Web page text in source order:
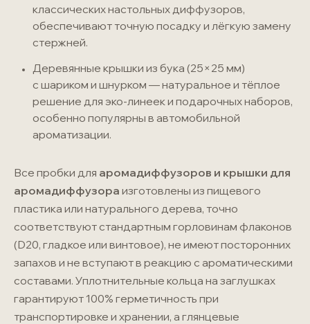
классических настольных диффузоров,
обеспечивают точную посадку и лёгкую замену
стержней.
Деревянные крышки из бука (25×25 мм)
с шариком и шнурком — натуральное и тёплое
решение для эко-линееки подарочных наборов,
особенно популярны в автомобильной
ароматизации.
Все пробки для аромадиффузоров и крышки для
аромадиффузора изготовлены из пищевого
пластика или натурального дерева, точно
соответствуют стандартным горловинам флаконов
(D20, гладкое или винтовое), не имеют посторонних
запахов и не вступают в реакцию с ароматическими
составами. Уплотнительные кольца на заглушках
гарантируют 100% герметичность при
транспортировке и хранении, а глянцевые